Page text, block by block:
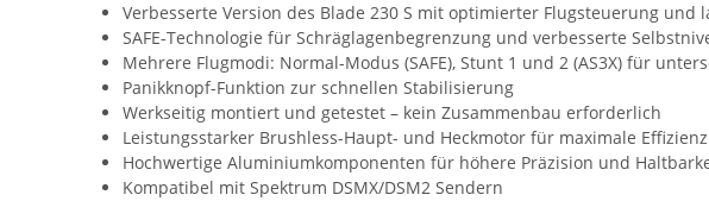
Verbesserte Version des Blade 230 S mit optimierter Flugsteuerung und
SAFE-Technologie für Schräglagenbegrenzung und verbesserte
Mehrere Flugmodi: Normal-Modus (SAFE), Stunt 1 und 2 (AS3X) für
Panikknopf-Funktion zur schnellen Stabilisierung
Werkseitig montiert und getestet – kein Zusammenbau erforderlich
Leistungsstarker Brushless-Haupt- und Heckmotor für maximale Effizienz
Hochwertige Aluminiumkomponenten für höhere Präzision und
Kompatibel mit Spektrum DSMX/DSM2 Sendern